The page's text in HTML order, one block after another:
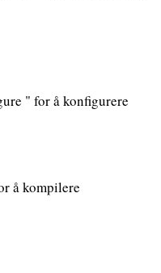
" for å konfigurere
å kompilere